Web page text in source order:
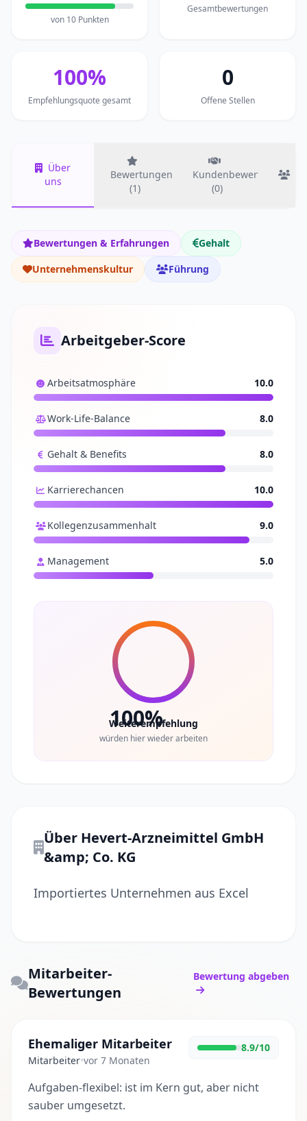
von 10 Punkten
Gesamtbewertungen
100%
Empfehlungsquote gesamt
0
Offene Stellen
Über
uns
Bewertungen
(1)
Kundenbewertungen
(0)
Bewertungen & Erfahrungen
Gehalt
Unternehmenskultur
Führung
Arbeitgeber-Score
Arbeitsatmosphäre 10.0
Work-Life-Balance 8.0
Gehalt & Benefits 8.0
Karrierechancen 10.0
Kollegenzusammenhalt 9.0
Management 5.0
100%
Weiterempfehlung
würden hier wieder arbeiten
Über Hevert-Arzneimittel GmbH
&amp; Co. KG
Importiertes Unternehmen aus Excel
Mitarbeiter-
Bewertungen
Bewertung abgeben
Ehemaliger Mitarbeiter
Mitarbeiter•vor 7 Monaten
8.9/10
Aufgaben-flexibel: ist im Kern gut, aber nicht
sauber umgesetzt.